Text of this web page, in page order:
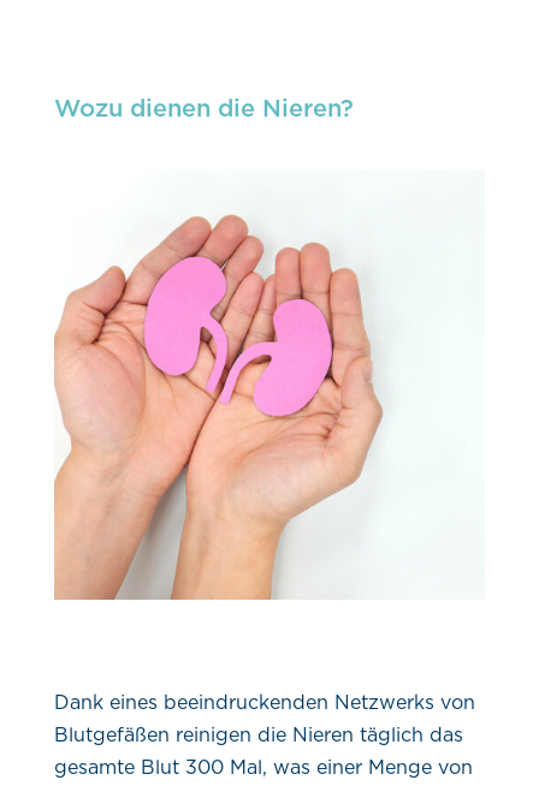
Wozu dienen die Nieren?
Dank eines beeindruckenden Netzwerks von
Blutgefäßen reinigen die Nieren täglich das
gesamte Blut 300 Mal, was einer Menge von